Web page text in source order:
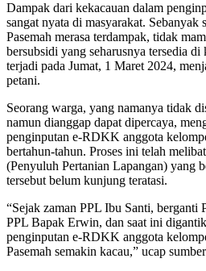
Dampak dari kekacauan dalam
sangat nyata di masyarakat. Sebanyak
Pasemah merasa terdampak, tidak
bersubsidi yang seharusnya tersedia
terjadi pada Jumat, 1 Maret 2024,
petani.
Seorang warga, yang namanya tidak
namun dianggap dapat dipercaya,
penginputan e-RDKK anggota
bertahun-tahun. Proses ini telah
(Penyuluh Pertanian Lapangan) yang
tersebut belum kunjung teratasi.
“Sejak zaman PPL Ibu Santi, berganti
PPL Bapak Erwin, dan saat ini
penginputan e-RDKK anggota
Pasemah semakin kacau,” ucap